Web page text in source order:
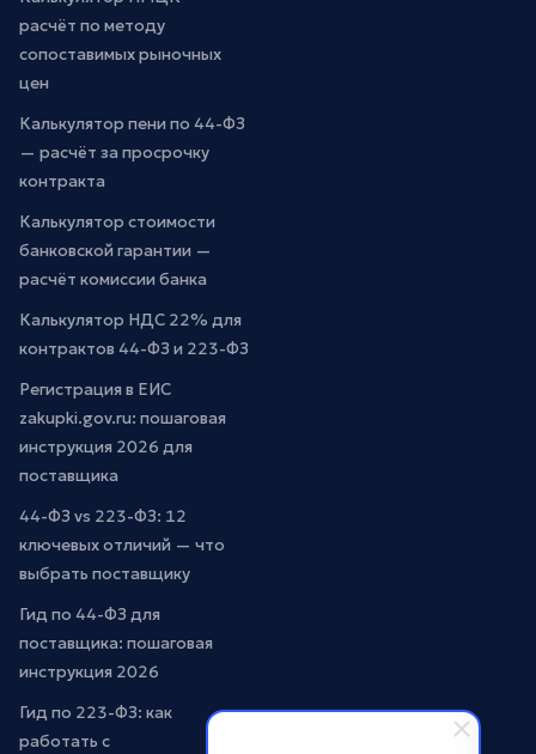
расчёт по методу
сопоставимых рыночных
цен
Калькулятор пени по 44-ФЗ
— расчёт за просрочку
контракта
Калькулятор стоимости
банковской гарантии —
расчёт комиссии банка
Калькулятор НДС 22% для
контрактов 44-ФЗ и 223-ФЗ
Регистрация в ЕИС
zakupki.gov.ru: пошаговая
инструкция 2026 для
поставщика
44-ФЗ vs 223-ФЗ: 12
ключевых отличий — что
выбрать поставщику
Гид по 44-ФЗ для
поставщика: пошаговая
инструкция 2026
Гид по 223-ФЗ: как
работать с